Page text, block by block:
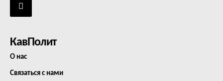
КавПолит
О нас
Связаться с нами